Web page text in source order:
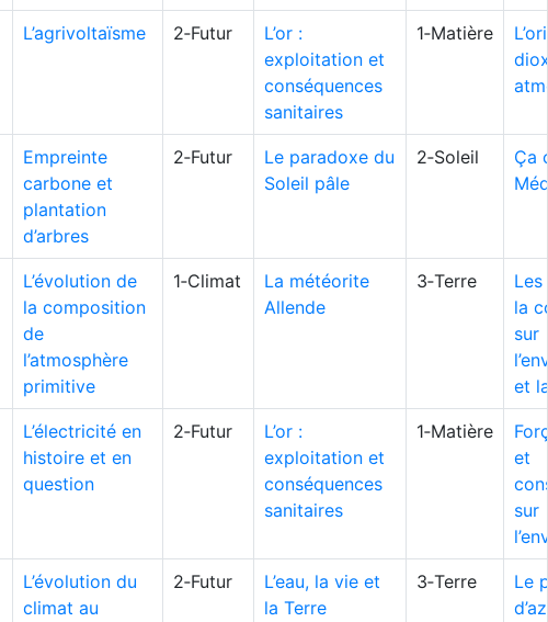
L’agrivoltaïsme 2‑Futur
L’or :
exploitation et
conséquences
sanitaires
1‑Matière
Empreinte
carbone et
plantation
d’arbres
2‑Futur
Le paradoxe du
Soleil pâle
2‑Soleil
Ça
L’évolution de
la composition
de
l’atmosphère
primitive
1‑Climat
La météorite
Allende
3‑Terre
la
sur
et
L’électricité en
histoire et en
question
2‑Futur
L’or :
exploitation et
conséquences
sanitaires
1‑Matière
et
sur
L’évolution du
climat au
2‑Futur
L’eau, la vie et
la Terre
3‑Terre
Le